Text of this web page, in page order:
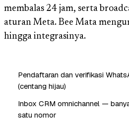
membalas 24 jam, serta
aturan Meta. Bee Mata
hingga integrasinya.
Pendaftaran dan verifikasi
(centang hijau)
Inbox CRM omnichannel —
satu nomor